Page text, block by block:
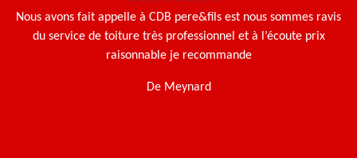
Nous avons fait appelle à CDB pere&fils est nous sommes ravis
du service de toiture très professionnel et à l’écoute prix
raisonnable je recommande
De Meynard